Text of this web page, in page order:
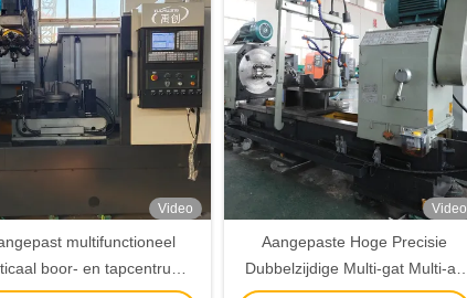
Video
multifunctioneel
boor- en tapcentrum
Video
Aangepaste Hoge Precisie
Dubbelzijdige Multi-gat Multi-as